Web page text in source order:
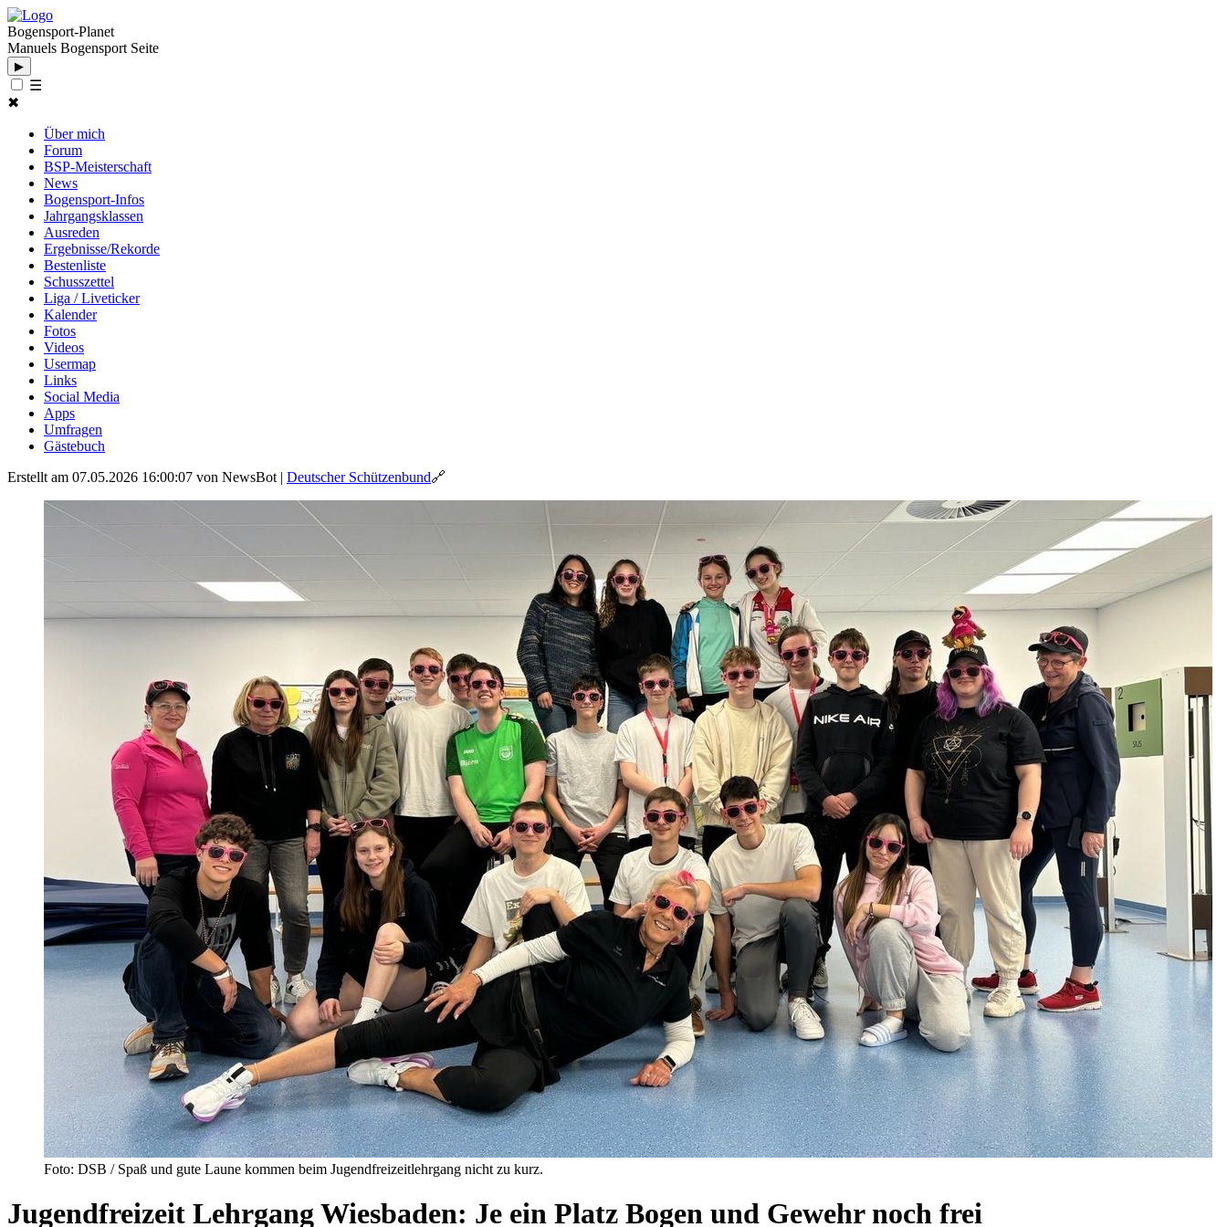
Bogensport-Planet
Manuels Bogensport Seite
▶
☰
✖
Über mich
Forum
BSP-Meisterschaft
News
Bogensport-Infos
Jahrgangsklassen
Ausreden
Ergebnisse/Rekorde
Bestenliste
Schusszettel
Liga / Liveticker
Kalender
Fotos
Videos
Usermap
Links
Social Media
Apps
Umfragen
Gästebuch
Erstellt am 07.05.2026 16:00:07 von NewsBot | Deutscher Schützenbund🔗
Foto: DSB / Spaß und gute Laune kommen beim Jugendfreizeitlehrgang nicht zu kurz.
Jugendfreizeit Lehrgang Wiesbaden: Je ein Platz Bogen und Gewehr noch frei